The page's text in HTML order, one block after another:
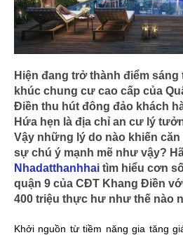
Hiện đang trở thành điểm
khúc chung cư cao cấp của
Điền thu hút đông đảo khách
Hứa hẹn là địa chỉ an cư lý
Vậy những lý do nào khiến
sự chú ý mạnh mẽ như vậy?
N hadatthanhhai tìm hiểu cơn
quận 9 của CĐT Khang Điền
400 triệu thực hư như thế nào
Khởi nguồn từ tiềm năng gia tăng